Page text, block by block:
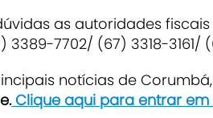
as autoridades
3389-7702/ (67) 3318-3161/
notícias de
Clique aqui para entrar em